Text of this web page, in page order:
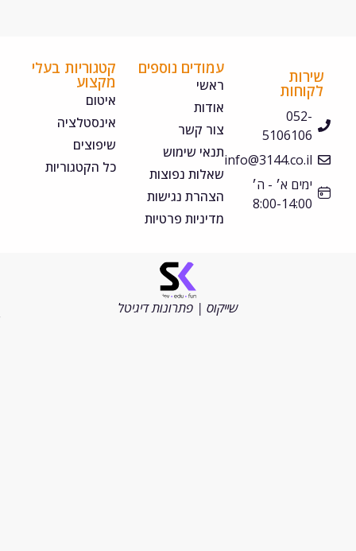
052-
5106106
info@3144.co.il
ימים א׳ - ה׳
8:00-14:00
עמודים נוספים
צור קשר
תנאי שימוש
שאלות נפוצות
הצהרת נגישות
מדיניות פרטיות
קטגוריות בעלי
אינסטלציה
שיפוצים
כל הקטגוריות
שייקוס | פתרונות דיגיטל
שמורות